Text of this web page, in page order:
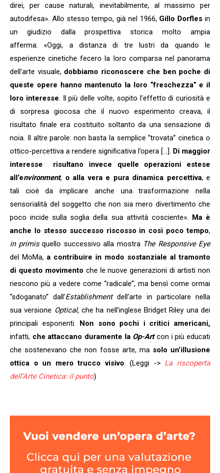
direi, per cause naturali, inevitabilmente, al massimo per
autodifesa». Allo stesso tempo, già nel 1966, Gillo Dorfles in
un giudizio dalla prospettiva storica molto ampia
afferma: «Oggi, a distanza di tre lustri da quando le
esperienze cinetiche fecero la loro comparsa nel panorama
dell’arte visuale, dobbiamo riconoscere che ben poche di
queste opere hanno mantenuto la loro “freschezza” e il
loro interesse. Il più delle volte, sopito l’effetto di curiosità e
di sorpresa giocosa che il nuovo esperimento creava, il
risultato finale era costituito soltanto da una sensazione di
noia. Il altre parole: non basta la semplice “trovata” cinetica o
ottico-percettiva a rendere significativa l’opera […]. Di maggior
interesse risultano invece quelle operazioni estese
all’environment, o alla vera e pura dinamica percettiva, e
tali cioè da implicare anche una trasformazione nella
sensorialità del soggetto che non sia mero divertimento che
poco incide sulla soglia della sua attività cosciente». Ma è
anche lo stesso successo riscosso in così poco tempo,
in primisquello successivo alla mostra The Responsive Eye
del MoMa, a contribuire in modo sostanziale al tramonto
di questo movimento che le nuove generazioni di artisti non
riescono più a vedere come “radicale”, ma bensì come ormai
“sdoganato” dall’Establishmentdell’arte in particolare nella
sua versione Optical,che ha nell’inglese Bridget Riley una dei
principali esponenti. Non sono pochi i critici americani,
infatti, che attaccano duramente la Op-Artcon i più educati
che sostenevano che non fosse arte, masolo un’illusione
ottica o un mero trucco visivo. (Leggi -> La riscoperta
dell’Arte Cinetica: il punto)